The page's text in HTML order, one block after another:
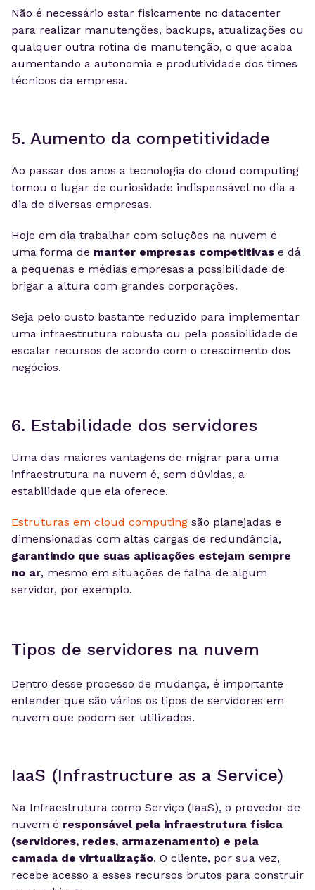
Não é necessário estar fisicamente no datacenter
para realizar manutenções, backups, atualizações ou
qualquer outra rotina de manutenção, o que acaba
aumentando a autonomia e produtividade dos times
técnicos da empresa.
5. Aumento da competitividade
Ao passar dos anos a tecnologia do cloud computing
tomou o lugar de curiosidade indispensável no dia a
dia de diversas empresas.
Hoje em dia trabalhar com soluções na nuvem é
uma forma de manter empresas competitivas e dá
a pequenas e médias empresas a possibilidade de
brigar a altura com grandes corporações.
Seja pelo custo bastante reduzido para implementar
uma infraestrutura robusta ou pela possibilidade de
escalar recursos de acordo com o crescimento dos
negócios.
6. Estabilidade dos servidores
Uma das maiores vantagens de migrar para uma
infraestrutura na nuvem é, sem dúvidas, a
estabilidade que ela oferece.
Estruturas em cloud computing são planejadas e
dimensionadas com altas cargas de redundância,
garantindo que suas aplicações estejam sempre
no ar, mesmo em situações de falha de algum
servidor, por exemplo.
Tipos de servidores na nuvem
Dentro desse processo de mudança, é importante
entender que são vários os tipos de servidores em
nuvem que podem ser utilizados.
IaaS (Infrastructure as a Service)
Na Infraestrutura como Serviço (IaaS), o provedor de
nuvem é responsável pela infraestrutura física
(servidores, redes, armazenamento) e pela
camada de virtualização. O cliente, por sua vez,
recebe acesso a esses recursos brutos para construir